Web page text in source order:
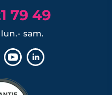
(1)
Loup-Cammas
Sauveur (1)
79 49
sam.